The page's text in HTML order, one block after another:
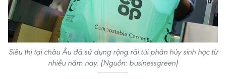
Siêu thị tại châu Âu đã sử dụng rộng rãi túi phân hủy sinh học từ
nhiều năm nay. (Nguồn: businessgreen)